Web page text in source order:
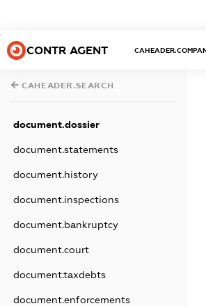
CONTR AGENT
CAHEADER.SEARCH
document.dossier
document.statements
document.history
document.inspections
document.bankruptcy
document.court
document.taxdebts
document.enforcements